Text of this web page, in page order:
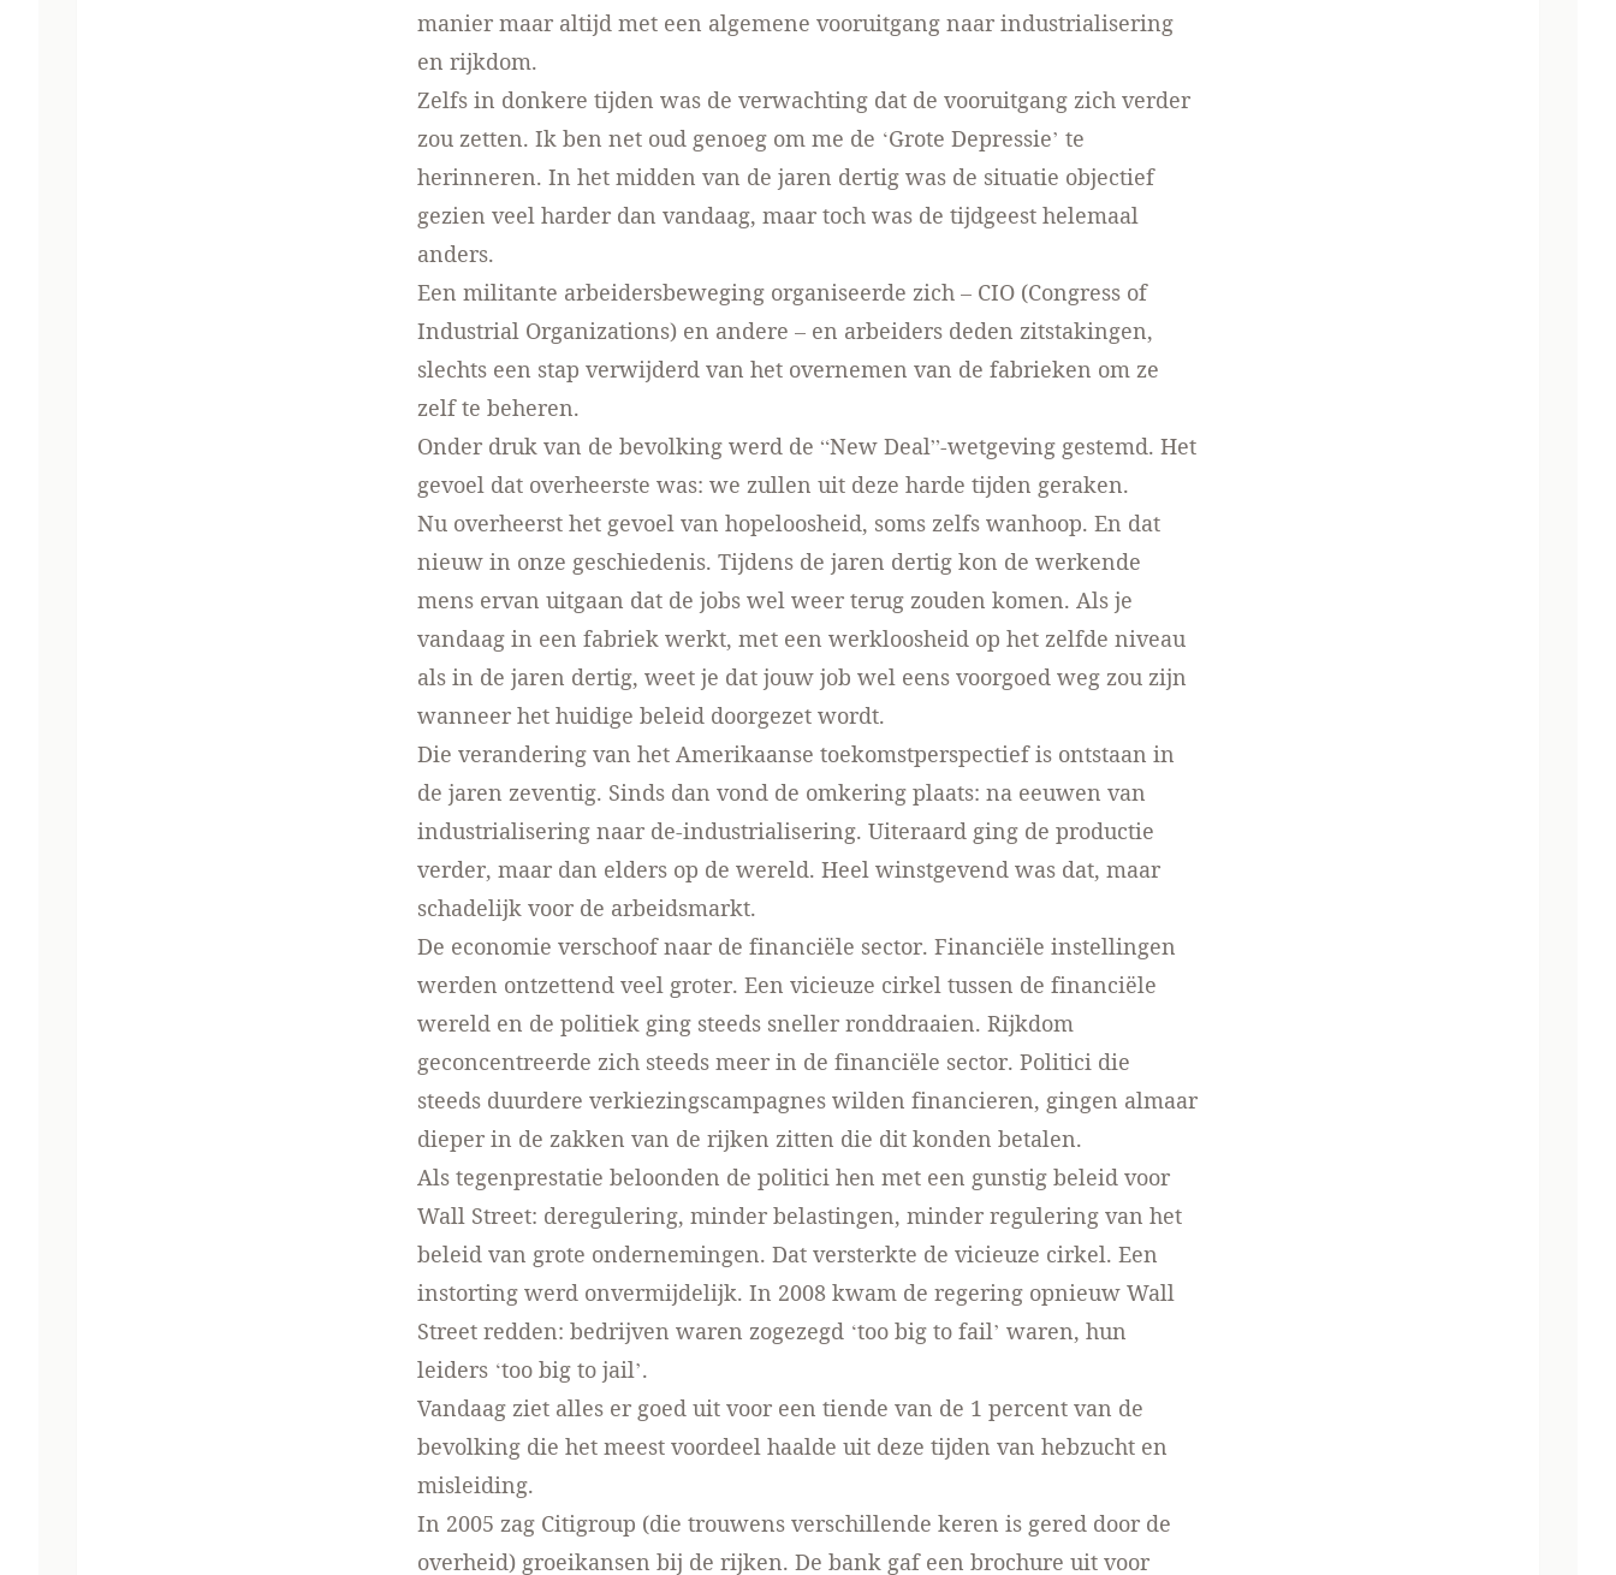
manier maar altijd met een algemene vooruitgang naar industrialisering
en rijkdom.
Zelfs in donkere tijden was de verwachting dat de vooruitgang zich verder
zou zetten. Ik ben net oud genoeg om me de ‘Grote Depressie’ te
herinneren. In het midden van de jaren dertig was de situatie objectief
gezien veel harder dan vandaag, maar toch was de tijdgeest helemaal
anders.
Een militante arbeidersbeweging organiseerde zich – CIO (Congress of
Industrial Organizations) en andere – en arbeiders deden zitstakingen,
slechts een stap verwijderd van het overnemen van de fabrieken om ze
zelf te beheren.
Onder druk van de bevolking werd de “New Deal”-wetgeving gestemd. Het
gevoel dat overheerste was: we zullen uit deze harde tijden geraken.
Nu overheerst het gevoel van hopeloosheid, soms zelfs wanhoop. En dat
nieuw in onze geschiedenis. Tijdens de jaren dertig kon de werkende
mens ervan uitgaan dat de jobs wel weer terug zouden komen. Als je
vandaag in een fabriek werkt, met een werkloosheid op het zelfde niveau
als in de jaren dertig, weet je dat jouw job wel eens voorgoed weg zou zijn
wanneer het huidige beleid doorgezet wordt.
Die verandering van het Amerikaanse toekomstperspectief is ontstaan in
de jaren zeventig. Sinds dan vond de omkering plaats: na eeuwen van
industrialisering naar de-industrialisering. Uiteraard ging de productie
verder, maar dan elders op de wereld. Heel winstgevend was dat, maar
schadelijk voor de arbeidsmarkt.
De economie verschoof naar de financiële sector. Financiële instellingen
werden ontzettend veel groter. Een vicieuze cirkel tussen de financiële
wereld en de politiek ging steeds sneller ronddraaien. Rijkdom
geconcentreerde zich steeds meer in de financiële sector. Politici die
steeds duurdere verkiezingscampagnes wilden financieren, gingen almaar
dieper in de zakken van de rijken zitten die dit konden betalen.
Als tegenprestatie beloonden de politici hen met een gunstig beleid voor
Wall Street: deregulering, minder belastingen, minder regulering van het
beleid van grote ondernemingen. Dat versterkte de vicieuze cirkel. Een
instorting werd onvermijdelijk. In 2008 kwam de regering opnieuw Wall
Street redden: bedrijven waren zogezegd ‘too big to fail’ waren, hun
leiders ‘too big to jail’.
Vandaag ziet alles er goed uit voor een tiende van de 1 percent van de
bevolking die het meest voordeel haalde uit deze tijden van hebzucht en
misleiding.
In 2005 zag Citigroup (die trouwens verschillende keren is gered door de
overheid) groeikansen bij de rijken. De bank gaf een brochure uit voor